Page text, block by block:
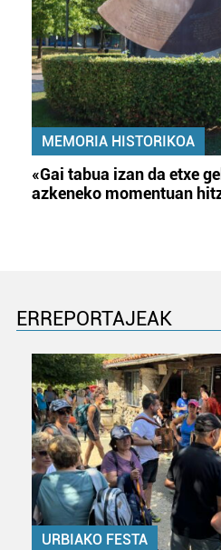
MEMORIA HISTORIKOA
«Gai tabua izan da etxe
azkeneko momentuan
ERREPORTAJEAK
URBIAKO FESTA